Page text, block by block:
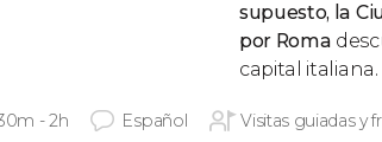
supuesto, la
por Roma
capital italiana.
- 2h Español Visitas guiadas y